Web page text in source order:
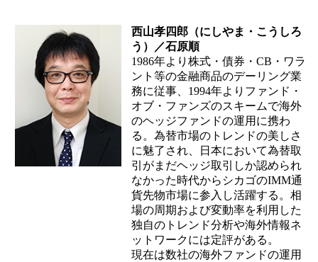
西山孝四郎（にしやま・こうしろ
う）／石原順
1986年より株式・債券・CB・ワラ
ント等の金融商品のデーリング業
務に従事、1994年よりファンド・
オブ・ファンズのスキームで海外
のヘッジファンドの運用に携わ
る。為替市場のトレンドの美しさ
に魅了され、日本において為替取
引がまだヘッジ取引しか認められ
なかった時代からシカゴのIMM通
貨先物市場に参入し活躍する。相
場の周期および変動率を利用した
独自のトレンド分析や海外情報ネ
ットワークには定評がある。
現在は数社の海外ファンドの運用